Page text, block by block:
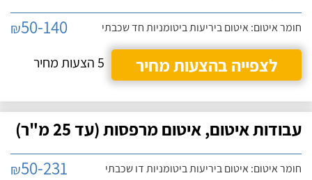
חומר איטום: איטום ביריעות ביטומניות חד שכבתי ₪50-140
לצפייה בהצעות מחיר
5 הצעות מחיר
עבודות איטום, איטום מרפסות (עד 25 מ"ר)
חומר איטום: איטום ביריעות ביטומניות דו שכבתי ₪50-231